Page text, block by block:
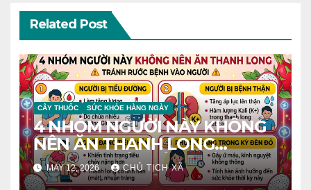
Related Post
CÂY THUỐC SỨC KHỎE HÀNG NGÀY
4 NHÓM NGƯỜI NÀY KHÔNG
NÊN ĂN THANH LONG
TRÁNH RƯỚC BỆNH VÀO
NGƯỜI
MAY 12, 2026 CHỦ TỊCH XÃ